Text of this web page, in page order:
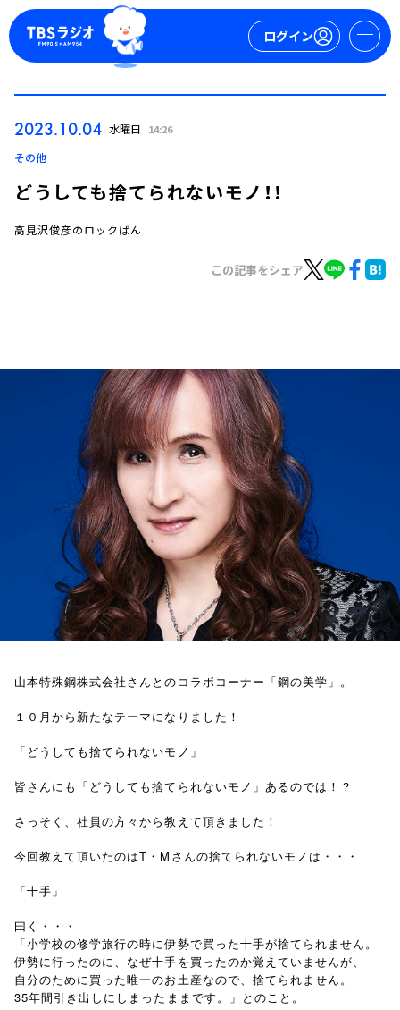
ログイン
トピックス
TBS Podcast
お知らせ
イベント・グッズ
YouTube
会社情報
2023.10.04 水曜日 14:26
その他
どうしても捨てられないモノ！！
高見沢俊彦のロックばん
この記事をシェア
山本特殊鋼株式会社さんとのコラボコーナー「鋼の美学」。
１０月から新たなテーマになりました！
「どうしても捨てられないモノ」
皆さんにも「どうしても捨てられないモノ」あるのでは！？
さっそく、社員の方々から教えて頂きました！
今回教えて頂いたのはT・Mさんの捨てられないモノは・・・
「十手」
曰く・・・
「小学校の修学旅行の時に伊勢で買った十手が捨てられません。
伊勢に行ったのに、なぜ十手を買ったのか覚えていませんが、
自分のために買った唯一のお土産なので、捨てられません。
35年間引き出しにしまったままです。」とのこと。